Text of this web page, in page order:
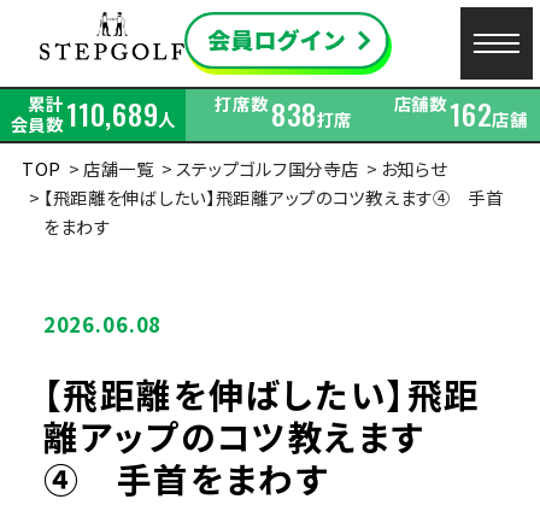
累計
会員数110,689人
打席数838打席
店舗数162店舗
TOP
店舗一覧 ステップゴルフ国分寺店
お知らせ
【飛距離を伸ばしたい】飛距離アップのコツ教えます④ 手首
をまわす
2026.06.08
【飛距離を伸ばしたい】飛距
離アップのコツ教えます
④ 手首をまわす